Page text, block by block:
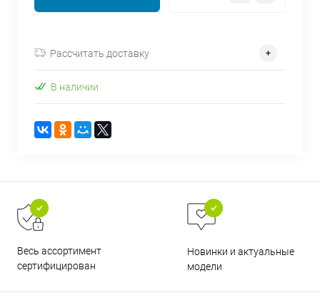
Рассчитать доставку
В наличии
Весь ассортимент
сертифицирован
Новинки и актуальные
модели
8 800 302-02-51